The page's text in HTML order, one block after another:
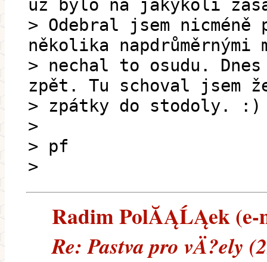
už bylo na jakýkoli
> Odebral jsem
několika napdrůměrnými
> nechal to osudu.
zpět. Tu schoval jsem
> zpátky do stodoly. :)
>
> pf
>
Radim PolĂĄĹĄek (e-
Re: Pastva pro vÄ?ely